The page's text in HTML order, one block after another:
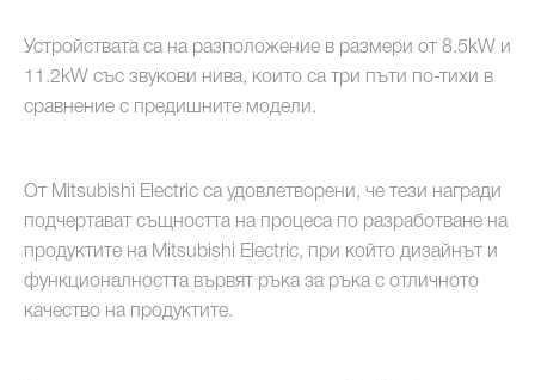
Устройствата са на разположение в размери от 8.5kW и
11.2kW със звукови нива, които са три пъти по-тихи в
сравнение с предишните модели.
От Mitsubishi Electric са удовлетворени, че тези награди
подчертават същността на процеса по разработване на
продуктите на Mitsubishi Electric, при който дизайнът и
функционалността вървят ръка за ръка с отличното
качество на продуктите.